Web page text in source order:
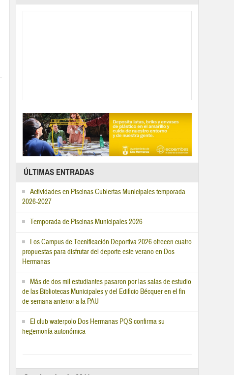
ÚLTIMAS ENTRADAS
Actividades en Piscinas Cubiertas Municipales temporada
2026-2027
Temporada de Piscinas Municipales 2026
Los Campus de Tecnificación Deportiva 2026 ofrecen cuatro
propuestas para disfrutar del deporte este verano en Dos
Hermanas
Más de dos mil estudiantes pasaron por las salas de estudio
de las Bibliotecas Municipales y del Edificio Bécquer en el fin
de semana anterior a la PAU
El club waterpolo Dos Hermanas PQS confirma su
hegemonía autonómica